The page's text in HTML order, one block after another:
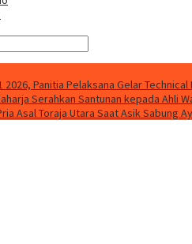
2026, Panitia Pelaksana Gelar
Serahkan Santunan kepada Ahli
Asal Toraja Utara Saat Asik Sabung